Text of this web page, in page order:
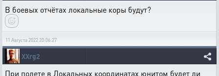
В боевых отчётах локальные коры будут?
11 Августа 2022 20:06:27
XXrg2
При полете в Локальных координатах юнитом будет ли